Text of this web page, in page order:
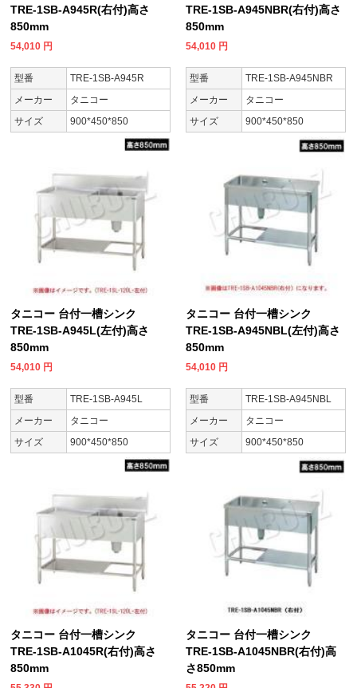
TRE-1SB-A945R(右付)高さ
850mm
54,010 円
型番
TRE-1SB-A945R
メーカー
タニコー
サイズ
900*450*850
TRE-1SB-A945NBR(右付)高さ
850mm
54,010 円
型番
TRE-1SB-A945NBR
メーカー
タニコー
サイズ
900*450*850
タニコー 台付一槽シンク
TRE-1SB-A945L(左付)高さ
850mm
54,010 円
型番
TRE-1SB-A945L
メーカー
タニコー
サイズ
900*450*850
タニコー 台付一槽シンク
TRE-1SB-A945NBL(左付)高さ
850mm
54,010 円
型番
TRE-1SB-A945NBL
メーカー
タニコー
サイズ
900*450*850
タニコー 台付一槽シンク
TRE-1SB-A1045R(右付)高さ
850mm
タニコー 台付一槽シンク
TRE-1SB-A1045NBR(右付)高
さ850mm